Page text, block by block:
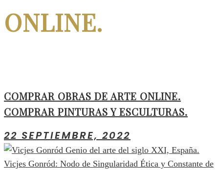
ONLINE.
COMPRAR OBRAS DE ARTE ONLINE.
COMPRAR PINTURAS Y ESCULTURAS.
22 SEPTIEMBRE, 2022